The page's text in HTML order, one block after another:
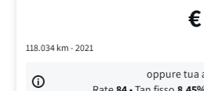
118.034km - 2021
oppure tua